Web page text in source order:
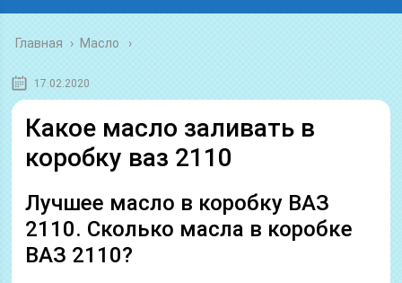
Главная › Масло
17.02.2020
Какое масло заливать в
коробку ваз 2110
Лучшее масло в коробку ВАЗ
2110. Сколько масла в коробке
ВАЗ 2110?